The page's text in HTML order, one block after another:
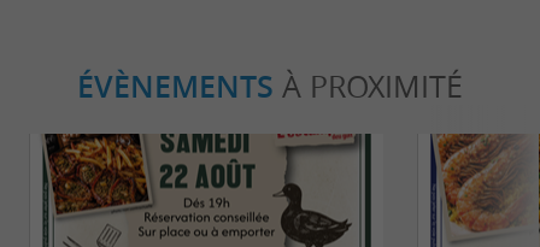
ÉVÈNEMENTS À PROXIMITÉ